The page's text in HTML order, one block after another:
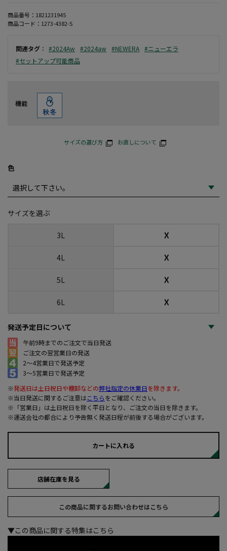
商品番号： 1821231945
商品コード： 1273-4382-S
関連タグ ： #2024Aw #2024aw #NEWERA #ニューエラ
#セットアップ可能商品
機能
サイズの選び方 お直しについて
色
サイズを選ぶ
3L ☓
4L ☓
5L ☓
6L ☓
発送予定日について
午前9時までのご注文で当日発送
ご注文の翌営業日の発送
2～4営業日で発送予定
3～5営業日で発送予定
※発送日は土日祝日や棚卸などの弊社指定の休業日を除きます。
※当日発送に関するご注意はこちらをご確認ください。
※「営業日」は土日祝日を除く平日となり、ご注文の当日を除きます。
※運送会社の都合により予告無く発送日程が前後する場合がございます。
カートに入れる
店舗在庫を見る
この商品に関するお問い合わせはこちら
▼この商品に関する特集はこちら